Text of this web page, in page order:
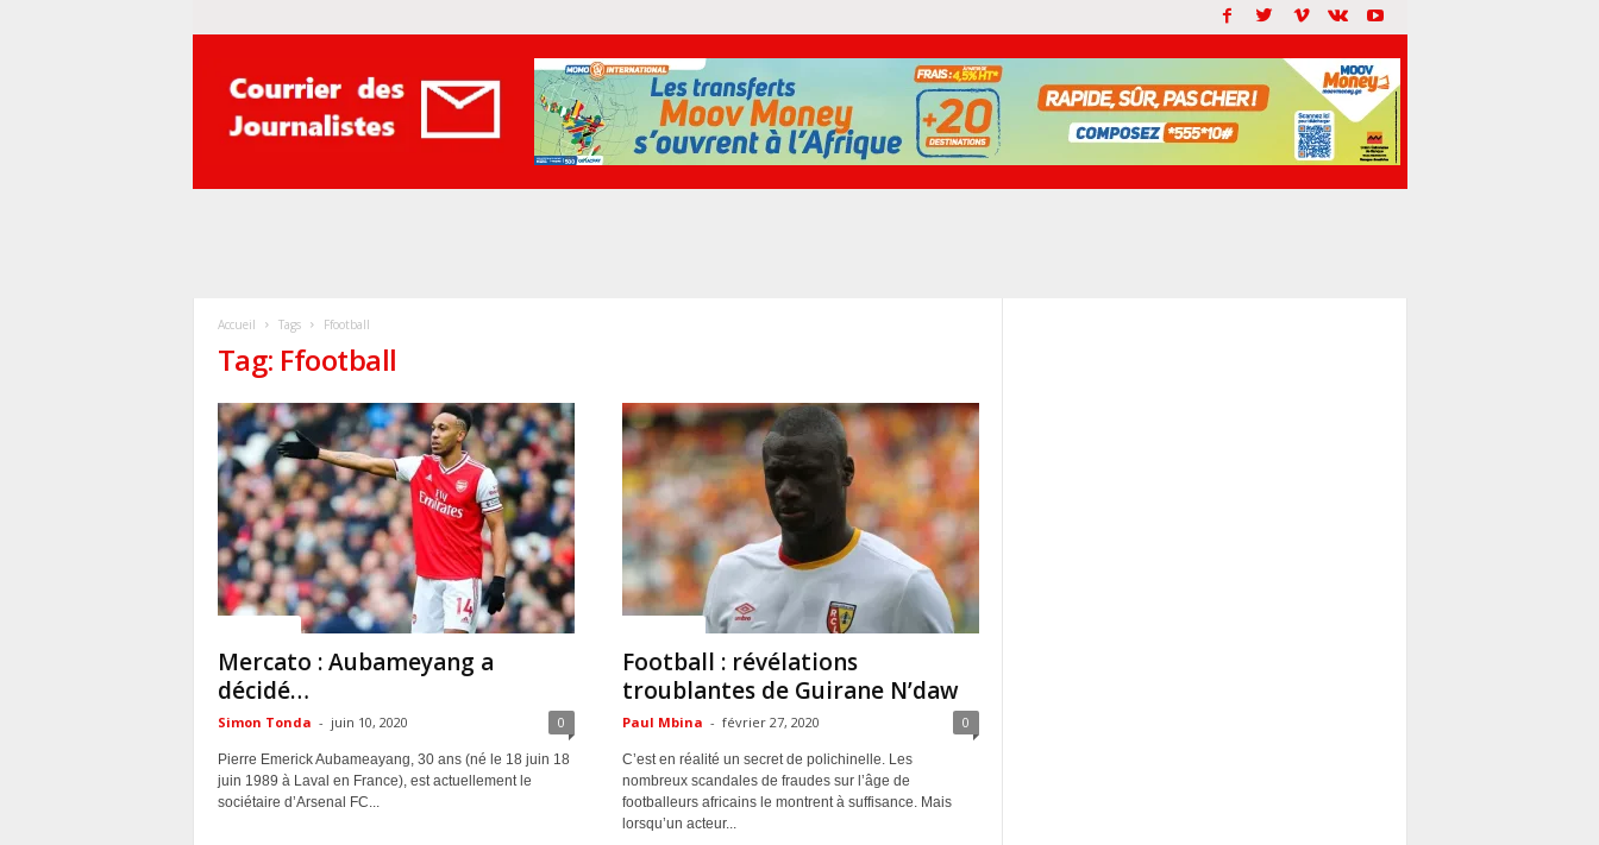
journalistes
Accueil Tags Ffootball
Tag: Ffootball
Mercato : Aubameyang a
décidé…
Simon Tonda - juin 10, 2020 0
Pierre Emerick Aubameayang, 30 ans (né le 18 juin 18
juin 1989 à Laval en France), est actuellement le
sociétaire d’Arsenal FC...
Football : révélations
troublantes de Guirane N’daw
Paul Mbina - février 27, 2020 0
C’est en réalité un secret de polichinelle. Les
nombreux scandales de fraudes sur l’âge de
footballeurs africains le montrent à suffisance. Mais
lorsqu’un acteur...